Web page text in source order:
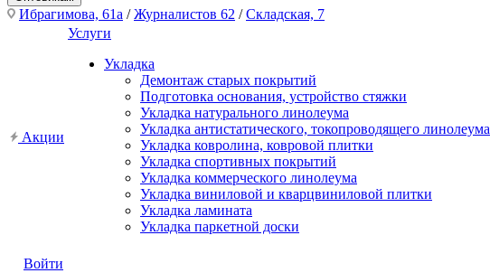
Ибрагимова, 61а /Журналистов 62 /Складская, 7
Акции
Услуги
Укладка
Демонтаж старых покрытий
Подготовка основания, устройство стяжки
Укладка натурального линолеума
Укладка антистатического, токопроводящего линолеума
Укладка ковролина, ковровой плитки
Укладка спортивных покрытий
Укладка коммерческого линолеума
Укладка виниловой и кварцвиниловой плитки
Укладка ламината
Укладка паркетной доски
Войти